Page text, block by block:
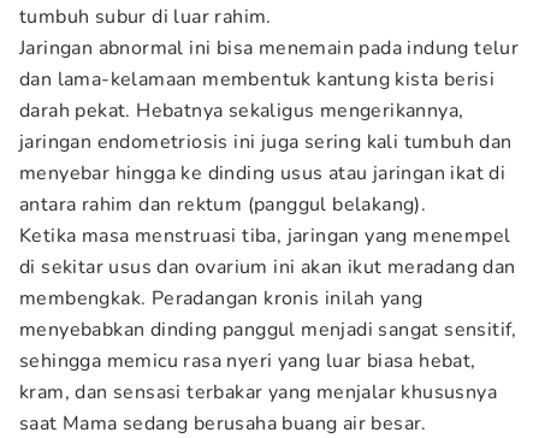
tumbuh subur di luar rahim.
Jaringan abnormal ini bisa menemain pada indung telur
dan lama-kelamaan membentuk kantung kista berisi
darah pekat. Hebatnya sekaligus mengerikannya,
jaringan endometriosis ini juga sering kali tumbuh dan
menyebar hingga ke dinding usus atau jaringan ikat di
antara rahim dan rektum (panggul belakang).
Ketika masa menstruasi tiba, jaringan yang menempel
di sekitar usus dan ovarium ini akan ikut meradang dan
membengkak. Peradangan kronis inilah yang
menyebabkan dinding panggul menjadi sangat sensitif,
sehingga memicu rasa nyeri yang luar biasa hebat,
kram, dan sensasi terbakar yang menjalar khususnya
saat Mama sedang berusaha buang air besar.